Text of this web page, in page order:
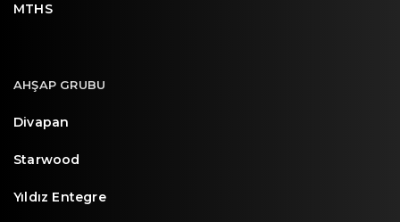
MTHS
AHŞAP GRUBU
Divapan
Starwood
Yıldız Entegre